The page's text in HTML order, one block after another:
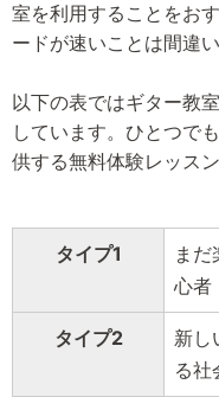
室を利用することをお
ードが速いことは間違
以下の表ではギター教
しています。ひとつで
供する無料体験レッス
タイプ1
ま
心者
タイプ2
新し
る社